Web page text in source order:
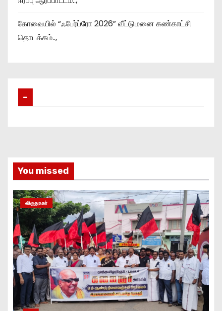
கோவையில் “ஃபேர்ப்ரோ 2026” வீட்டுமனை கண்காட்சி
தொடக்கம்..,
–
You missed
விருதுநகர்